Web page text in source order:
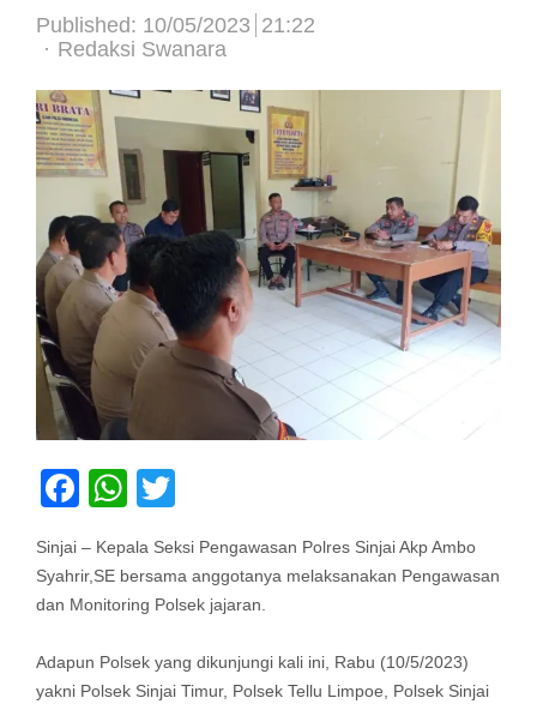
Published: 10/05/2023 21:22
Author
Redaksi Swanara
Facebook
WhatsApp
Sinjai – Kepala Seksi Pengawasan Polres Sinjai Akp Ambo
Syahrir,SE bersama anggotanya melaksanakan Pengawasan
dan Monitoring Polsek jajaran.
Adapun Polsek yang dikunjungi kali ini, Rabu (10/5/2023)
yakni Polsek Sinjai Timur, Polsek Tellu Limpoe, Polsek Sinjai